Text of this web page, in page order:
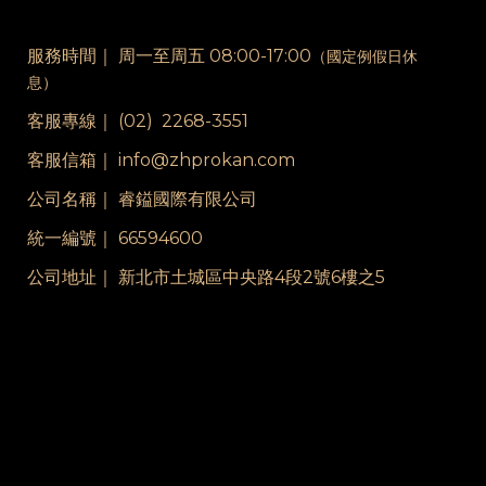
服務時間｜ 周一至周五 08:00-17:00 （國定例假日休
息）
客服專線｜ (02) 2268-3551
客服信箱｜ info@zhprokan.com
公司名稱｜ 睿鎰國際有限公司
統一編號｜ 66594600
公司地址｜ 新北市土城區中央路4段2號6樓之5